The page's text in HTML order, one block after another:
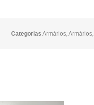
Categorias Armários,Armários,